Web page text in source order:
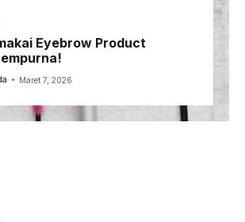
Eyebrow Product
Maret 7, 2026